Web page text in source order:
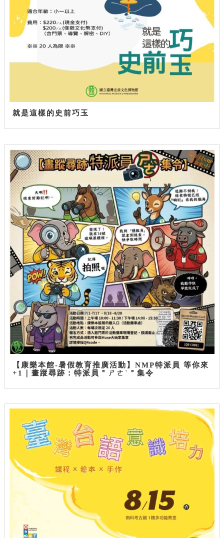
就是這樣的史前巧玉
【康樂本館-暑假教育推廣活動】NMP特派員 等你來
+1｜畫蹤尋跡：特派員＂ㄕㄜˋ＂集令